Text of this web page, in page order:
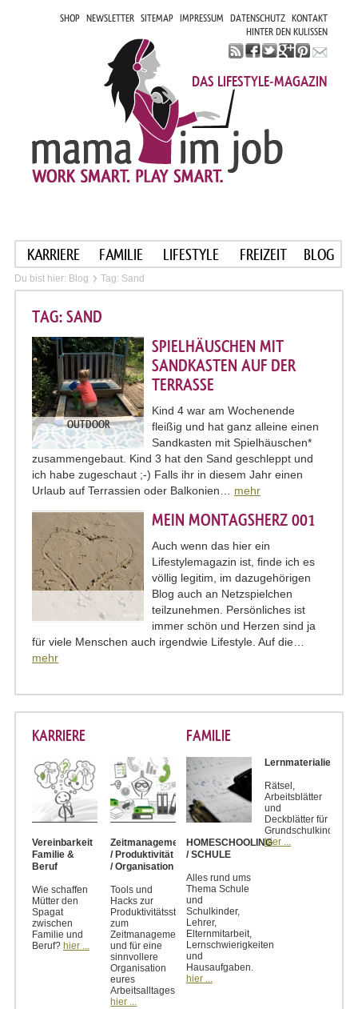
SHOP NEWSLETTER SITEMAP IMPRESSUM DATENSCHUTZ KONTAKT
HINTER DEN KULISSEN
DAS LIFESTYLE-MAGAZIN
KARRIERE FAMILIE LIFESTYLE FREIZEIT BLOG
Du bist hier: Blog Tag: Sand
TAG: SAND
OUTDOOR
SPIELHÄUSCHEN MIT
SANDKASTEN AUF DER
TERRASSE
Kind 4 war am Wochenende
fleißig und hat ganz alleine einen
Sandkasten mit Spielhäuschen*
zusammengebaut. Kind 3 hat den Sand geschleppt und
ich habe zugeschaut ;-) Falls ihr in diesem Jahr einen
Urlaub auf Terrassien oder Balkonien… mehr
MEIN MONTAGSHERZ 001
Auch wenn das hier ein
Lifestylemagazin ist, finde ich es
völlig legitim, im dazugehörigen
Blog auch an Netzspielchen
teilzunehmen. Persönliches ist
immer schön und Herzen sind ja
für viele Menschen auch irgendwie Lifestyle. Auf die…
mehr
KARRIERE
Vereinbarkeit
Familie &
Beruf
Wie schaffen
Mütter den
Spagat
zwischen
Familie und
Beruf? hier ...
Zeitmanagement
/ Produktivität
/ Organisation
Tools und
Hacks zur
Produktivitätssteigerung,
zum
Zeitmanagement
und für eine
sinnvollere
Organisation
eures
Arbeitsalltages.
hier ...
FAMILIE
HOMESCHOOLING
/ SCHULE
Alles rund ums
Thema Schule
und
Schulkinder,
Lehrer,
Elternmitarbeit,
Lernschwierigkeiten
und
Hausaufgaben.
hier ...
Lernmaterialien
Rätsel,
Arbeitsblätter
und
Deckblätter für
Grundschulkinder
hier ...